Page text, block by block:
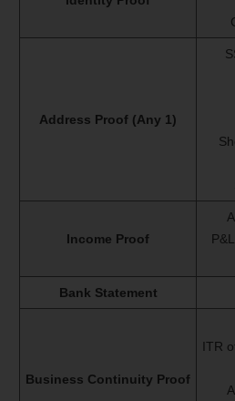
Address Proof (Any 1)
Income Proof
Bank Statement
Business Continuity Proof
ITR